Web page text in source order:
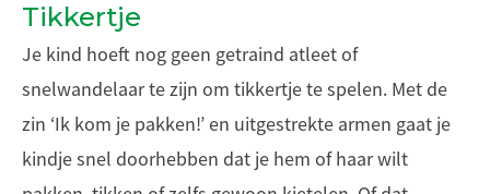
Tikkertje
Je kind hoeft nog geen getraind atleet of
snelwandelaar te zijn om tikkertje te spelen. Met de
zin ‘Ik kom je pakken!’ en uitgestrekte armen gaat je
kindje snel doorhebben dat je hem of haar wilt